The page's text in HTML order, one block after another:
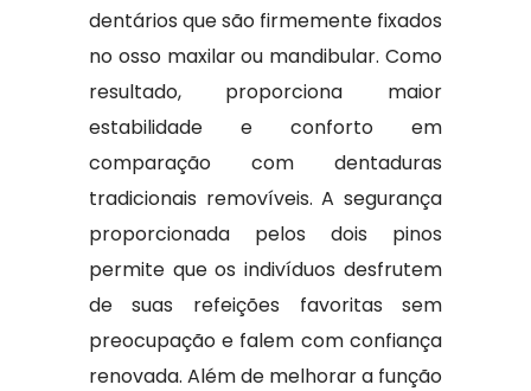
dentários que são firmemente fixados
no osso maxilar ou mandibular. Como
resultado, proporciona maior
estabilidade e conforto em
comparação com dentaduras
tradicionais removíveis. A segurança
proporcionada pelos dois pinos
permite que os indivíduos desfrutem
de suas refeições favoritas sem
preocupação e falem com confiança
renovada. Além de melhorar a função